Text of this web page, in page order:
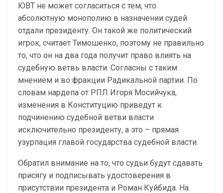
ЮВТ не может согласиться с тем, что
абсолютную монополию в назначении судей
отдали президенту. Он такой же политический
игрок, считает Тимошенко, поэтому не правильно
то, что он на два года получит право влиять на
судебную ветвь власти. Согласны с таким
мнением и во фракции Радикальной партии. По
словам нардепа от РПЛ Игоря Мосийчука,
изменения в Конституцию приведут к
подчинению судебной ветви власти
исключительно президенту, а это – прямая
узурпация главой государства судебной власти.
Обратил внимание на то, что судьи будут сдавать
присягу и подписывать удостоверения в
присутствии президента и Роман Куйбида. На